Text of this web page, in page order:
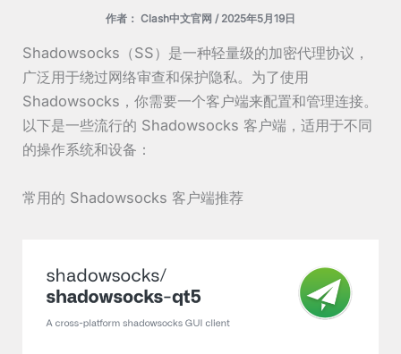
作者： Clash中文官网 / 2025年5月19日
Shadowsocks（SS）是一种轻量级的加密代理协议，
广泛用于绕过网络审查和保护隐私。为了使用
Shadowsocks，你需要一个客户端来配置和管理连接。
以下是一些流行的 Shadowsocks 客户端，适用于不同
的操作系统和设备：
常用的 Shadowsocks 客户端推荐